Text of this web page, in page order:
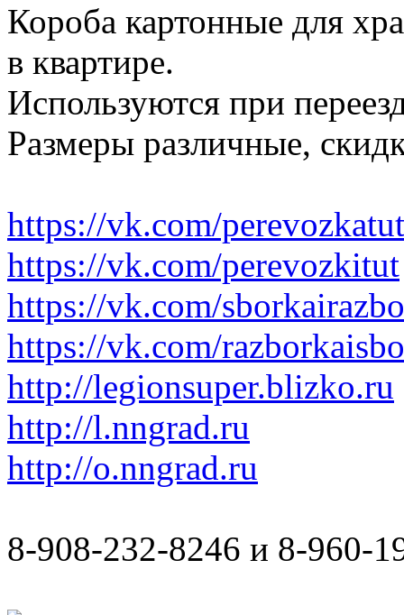
Короба картонные для
в квартире.
Используются при
Размеры различные,
https://vk.com/perevozkatut
https://vk.com/perevozkitut
https://vk.com/
https://vk.com/
http://legionsuper.blizko.ru
http://l.nngrad.ru
http://o.nngrad.ru
8-908-232-8246 и 8-960-